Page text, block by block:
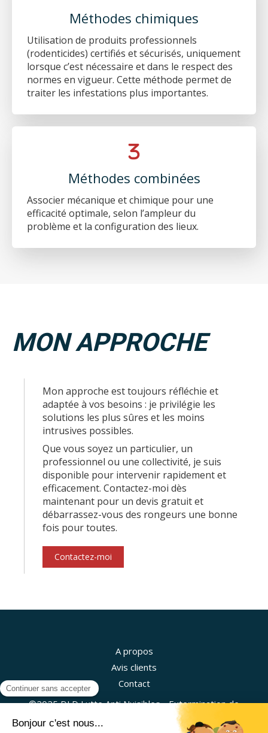
Méthodes chimiques
Utilisation de produits professionnels
(rodenticides) certifiés et sécurisés, uniquement
lorsque c’est nécessaire et dans le respect des
normes en vigueur. Cette méthode permet de
traiter les infestations plus importantes.
Méthodes combinées
Associer mécanique et chimique pour une
efficacité optimale, selon l’ampleur du
problème et la configuration des lieux.
MON APPROCHE
Mon approche est toujours réfléchie et
adaptée à vos besoins : je privilégie les
solutions les plus sûres et les moins
intrusives possibles.
Que vous soyez un particulier, un
professionnel ou une collectivité, je suis
disponible pour intervenir rapidement et
efficacement. Contactez-moi dès
maintenant pour un devis gratuit et
débarrassez-vous des rongeurs une bonne
fois pour toutes.
Contactez-moi
A propos
Avis clients
Contact
©2025 DLD Lutte Anti Nuisibles - Extermination de